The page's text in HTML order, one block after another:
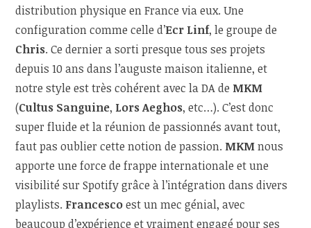
distribution physique en France via eux. Une
configuration comme celle d’Ecr Linf, le groupe de
Chris. Ce dernier a sorti presque tous ses projets
depuis 10 ans dans l’auguste maison italienne, et
notre style est très cohérent avec la DA de MKM
(Cultus Sanguine, Lors Aeghos, etc…). C’est donc
super fluide et la réunion de passionnés avant tout,
faut pas oublier cette notion de passion. MKMnous
apporte une force de frappe internationale et une
visibilité sur Spotify grâce à l’intégration dans divers
playlists. Francescoest un mec génial, avec
beaucoup d’expérience et vraiment engagé pour ses